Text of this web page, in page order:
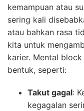
kemampuan atau
sering kali
atau bahkan rasa
kita untuk
karier. Mental
bentuk, seperti:
Takut gagal:
kegagalan